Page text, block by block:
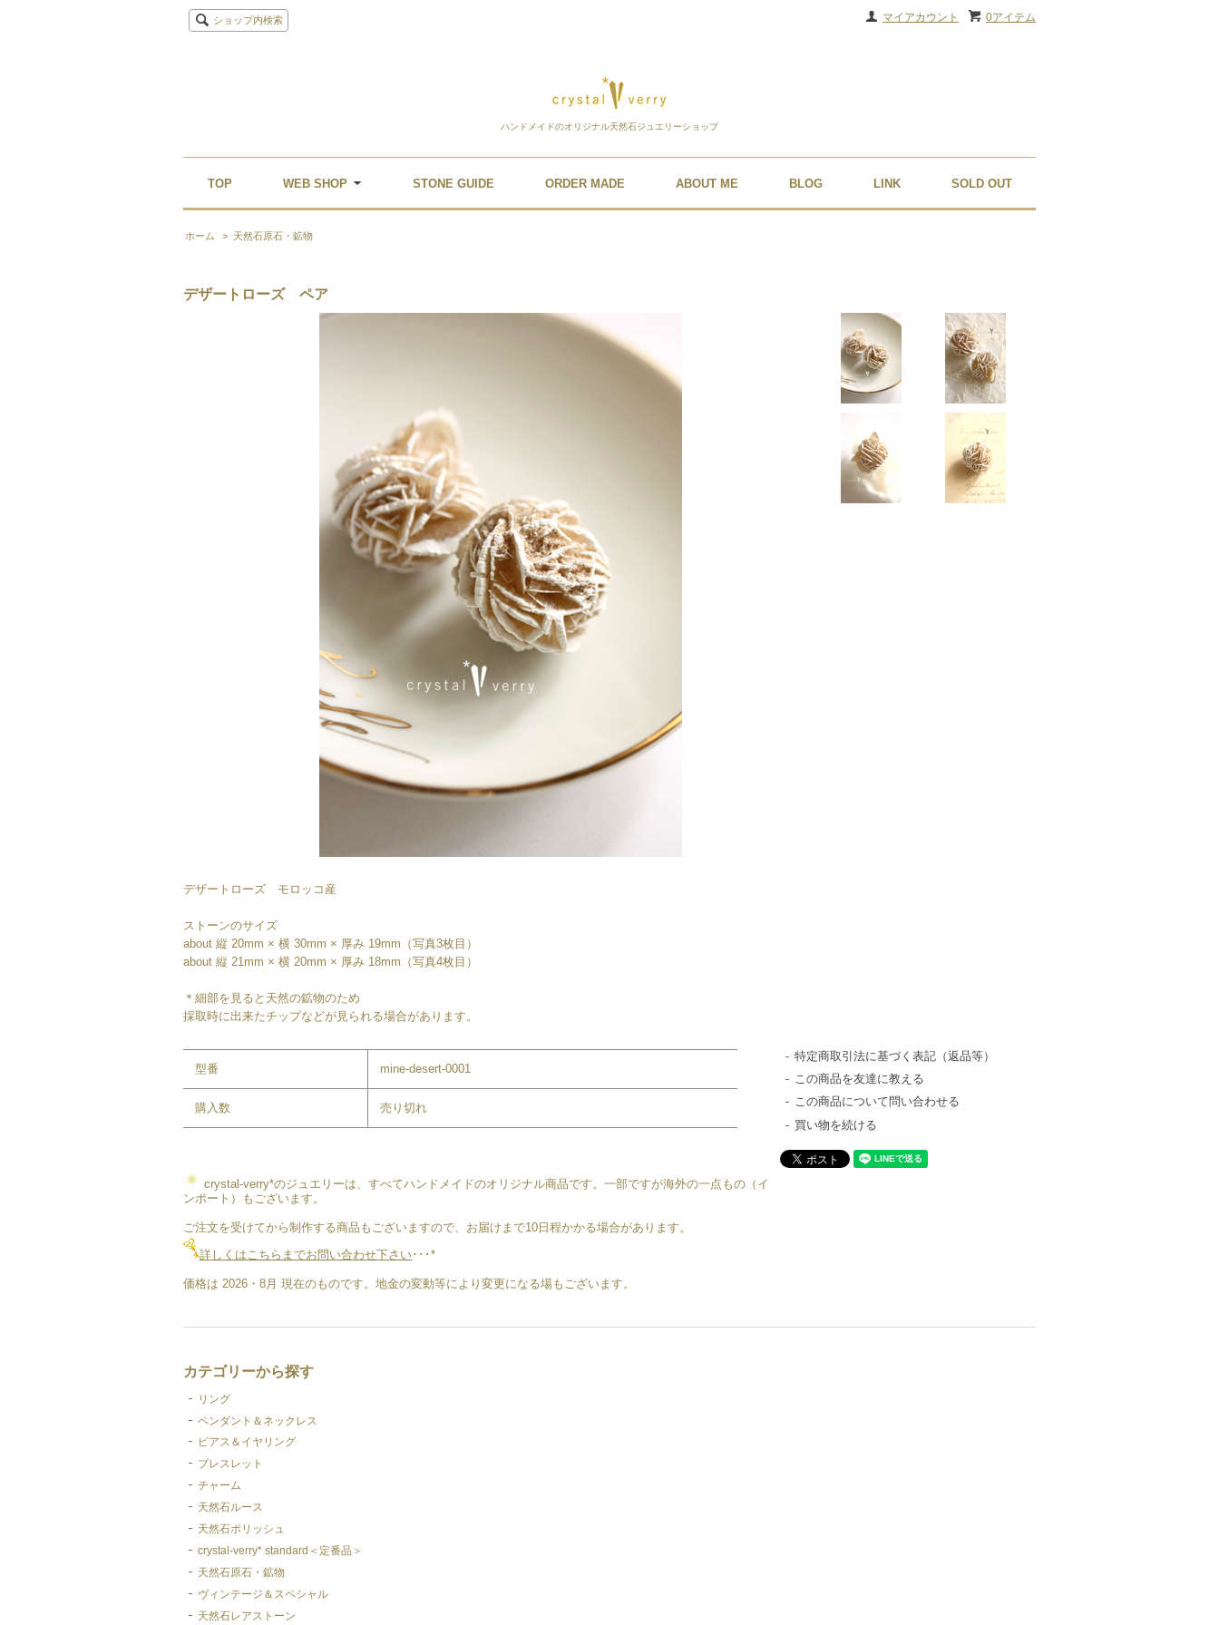
0アイテム
マイアカウント
ショップ内検索
ハンドメイドのオリジナル天然石ジュエリーショップ
TOP WEB SHOP STONE GUIDE ORDER MADE ABOUT ME BLOG LINK SOLD OUT
ホーム > 天然石原石・鉱物
デザートローズ ペア
デザートローズ モロッコ産
ストーンのサイズ
about 縦 20mm × 横 30mm × 厚み 19mm（写真3枚目）
about 縦 21mm × 横 20mm × 厚み 18mm（写真4枚目）
＊細部を見ると天然の鉱物のため
採取時に出来たチップなどが見られる場合があります。
型番 mine-desert-0001
購入数 売り切れ
特定商取引法に基づく表記（返品等）
この商品を友達に教える
この商品について問い合わせる
買い物を続ける
crystal-verry*のジュエリーは、すべてハンドメイドのオリジナル商品です。一部ですが海外の一点もの（イ
ンポート）もございます。
ご注文を受けてから制作する商品もございますので、お届けまで10日程かかる場合があります。
詳しくはこちらまでお問い合わせ下さい･･･*
価格は 2026・8月 現在のものです。地金の変動等により変更になる場もございます。
カテゴリーから探す
リング
ペンダント＆ネックレス
ピアス＆イヤリング
ブレスレット
チャーム
天然石ルース
天然石ポリッシュ
crystal-verry* standard＜定番品＞
天然石原石・鉱物
ヴィンテージ＆スペシャル
天然石レアストーン